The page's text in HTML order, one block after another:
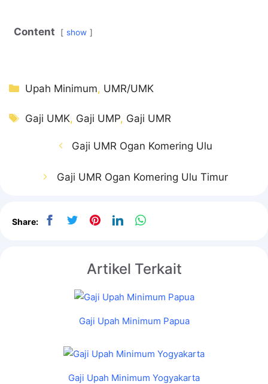
Content show
Kategori
Upah Minimum, UMR/UMK
Tag
Gaji UMK, Gaji UMP, Gaji UMR
Gaji UMR Ogan Komering Ulu
Gaji UMR Ogan Komering Ulu Timur
Share:
Artikel Terkait
Gaji Upah Minimum Papua
Gaji Upah Minimum Yogyakarta